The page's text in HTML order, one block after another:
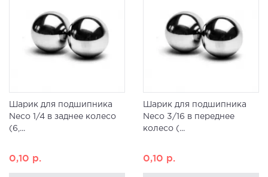
Шарик для подшипника
Neco 1/4 в заднее колесо
(6,...
0,10 р.
Шарик для подшипника
Neco 3/16 в переднее
колесо (...
0,10 р.